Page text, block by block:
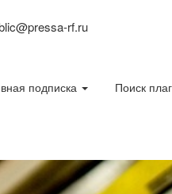
rf.ru
подписка Поиск